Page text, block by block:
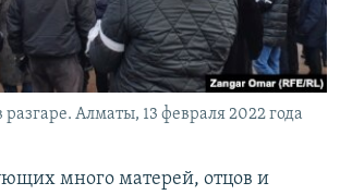
Алматы, 13 февраля 2022 года
много матерей, отцов и